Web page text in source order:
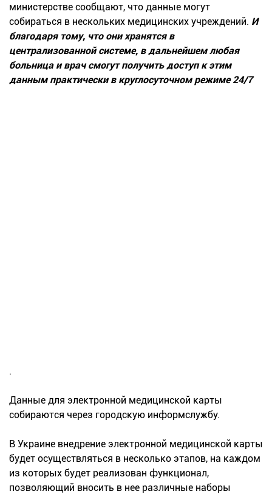
министерстве сообщают, что данные могут
собираться в нескольких медицинских учреждений. И
благодаря тому, что они хранятся в
централизованной системе, в дальнейшем любая
больница и врач смогут получить доступ к этим
данным практически в круглосуточном режиме 24/7
.
Данные для электронной медицинской карты
собираются через городскую информслужбу.
В Украине внедрение электронной медицинской карты
будет осуществляться в несколько этапов, на каждом
из которых будет реализован функционал,
позволяющий вносить в нее различные наборы